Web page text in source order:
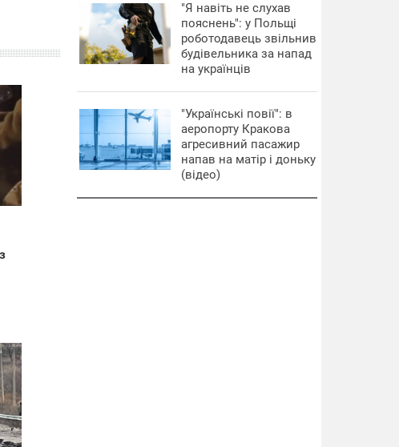
"Я навіть не слухав
пояснень": у Польщі
роботодавець звільнив
будівельника за напад
на українців
"Українські повії": в
аеропорту Кракова
агресивний пасажир
напав на матір і доньку
(відео)